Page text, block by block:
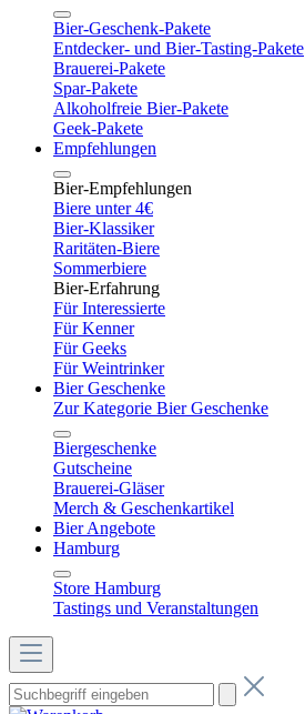
Bier-Geschenk-Pakete
Entdecker- und Bier-Tasting-Pakete
Brauerei-Pakete
Spar-Pakete
Alkoholfreie Bier-Pakete
Geek-Pakete
Empfehlungen
Bier-Empfehlungen
Biere unter 4€
Bier-Klassiker
Raritäten-Biere
Sommerbiere
Bier-Erfahrung
Für Interessierte
Für Kenner
Für Geeks
Für Weintrinker
Bier Geschenke
Zur Kategorie Bier Geschenke
Biergeschenke
Gutscheine
Brauerei-Gläser
Merch & Geschenkartikel
Bier Angebote
Hamburg
Store Hamburg
Tastings und Veranstaltungen